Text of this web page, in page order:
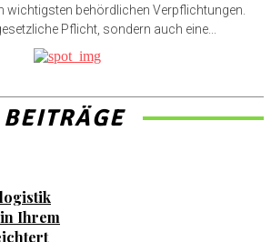
wichtigsten behördlichen Verpflichtungen.
Pflicht, sondern auch eine...
Ihrem